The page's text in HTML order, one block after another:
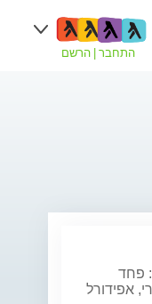
התחבר הרשם
פחד
אפידורל